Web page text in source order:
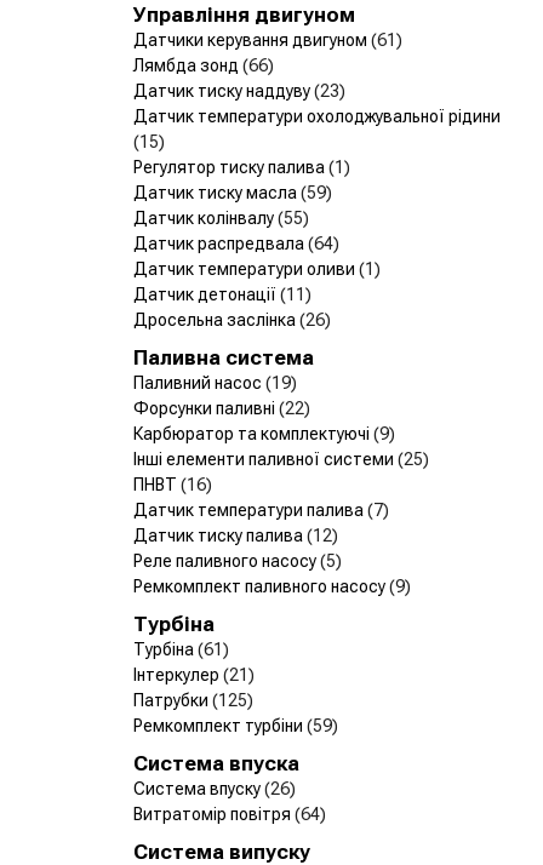
Управління двигуном
Датчики керування двигуном (61)
Лямбда зонд (66)
Датчик тиску наддуву(23)
Датчик температури охолоджувальної рідини
(15)
Регулятор тиску палива (1)
Датчик тиску масла (59)
Датчик колінвалу(55)
Датчик распредвала (64)
Датчик температури оливи (1)
Датчик детонації (11)
Дросельна заслінка (26)
Паливна система
Паливний насос (19)
Форсунки паливні (22)
Карбюратор та комплектуючі (9)
Інші елементи паливної системи (25)
ПНВТ (16)
Датчик температури палива (7)
Датчик тиску палива (12)
Реле паливного насосу(5)
Ремкомплект паливного насосу(9)
Турбіна
Турбіна (61)
Інтеркулер (21)
Патрубки (125)
Ремкомплект турбіни (59)
Система впуска
Система впуску(26)
Витратомір повітря (64)
Система випуску